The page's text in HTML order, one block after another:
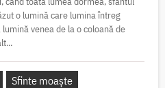
o lumină care lumina întreg
venea de la o coloană de
Sfinte moaște